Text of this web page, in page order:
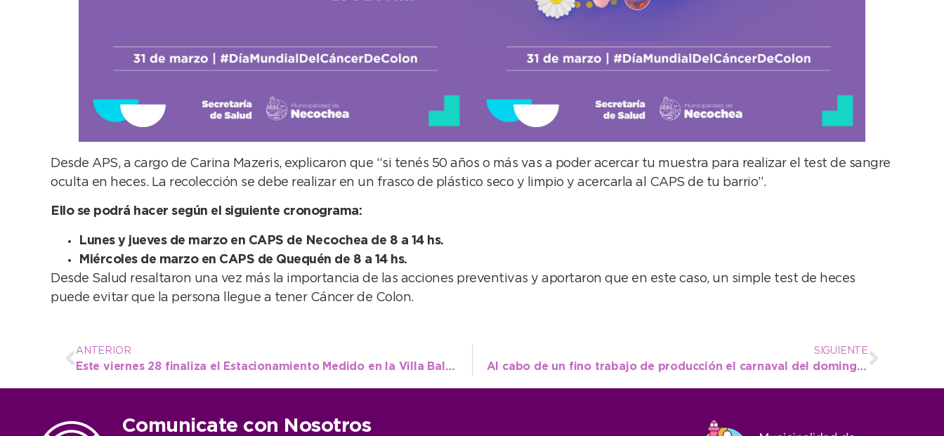
Desde APS, a cargo de Carina Mazeris, explicaron que “si tenés 50 años o más vas a poder acercar tu muestra para realizar el test de sangre
oculta en heces. La recolección se debe realizar en un frasco de plástico seco y limpio y acercarla al CAPS de tu barrio”.
Ello se podrá hacer según el siguiente cronograma:
Lunes y jueves de marzo en CAPS de Necochea de 8 a 14 hs.
Miércoles de marzo en CAPS de Quequén de 8 a 14 hs.
Desde Salud resaltaron una vez más la importancia de las acciones preventivas y aportaron que en este caso, un simple test de heces
puede evitar que la persona llegue a tener Cáncer de Colon.
ANTERIOR
Este viernes 28 finaliza el Estacionamiento Medido en la Villa Balnearia
SIGUIENTE
Al cabo de un fino trabajo de producción el carnaval del domingo tendrá un centenar de máscaras
Comunicate con Nosotros